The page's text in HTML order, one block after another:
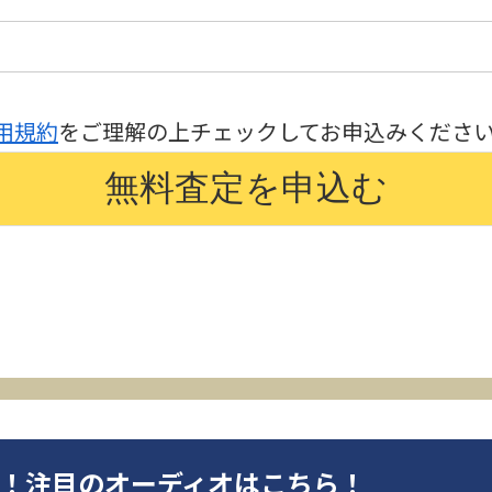
規約をご理解の上チェックしてお申込みくださ
注目のオーディオはこちら！